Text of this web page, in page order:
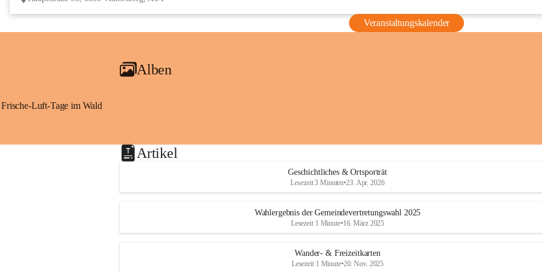
Veranstaltungskalender
Alben
Frische-Luft-Tage im Wald
Artikel
Geschichtliches & Ortsporträt
Lesezeit 3 Minuten•23. Apr. 2026
Wahlergebnis der Gemeindevertretungswahl 2025
Lesezeit 1 Minute•16. März 2025
Wander- & Freizeitkarten
Lesezeit 1 Minute•20. Nov. 2025